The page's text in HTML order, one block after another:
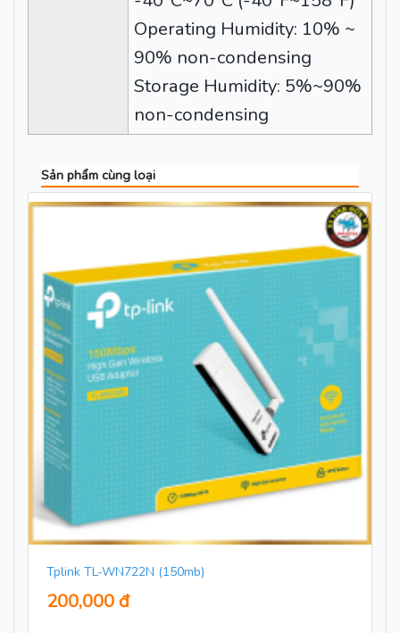
Operating Humidity: 10% ~
90% non-condensing
Storage Humidity: 5%~90%
non-condensing
Sản phẩm cùng loại
Tplink TL-WN722N (150mb)
200,000 đ